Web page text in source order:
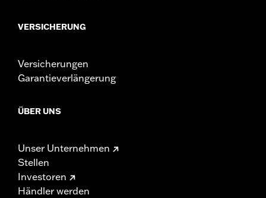
VERSICHERUNG
Versicherungen
Garantieverlängerung
ÜBER UNS
Unser Unternehmen
Stellen
Investoren
Händler werden